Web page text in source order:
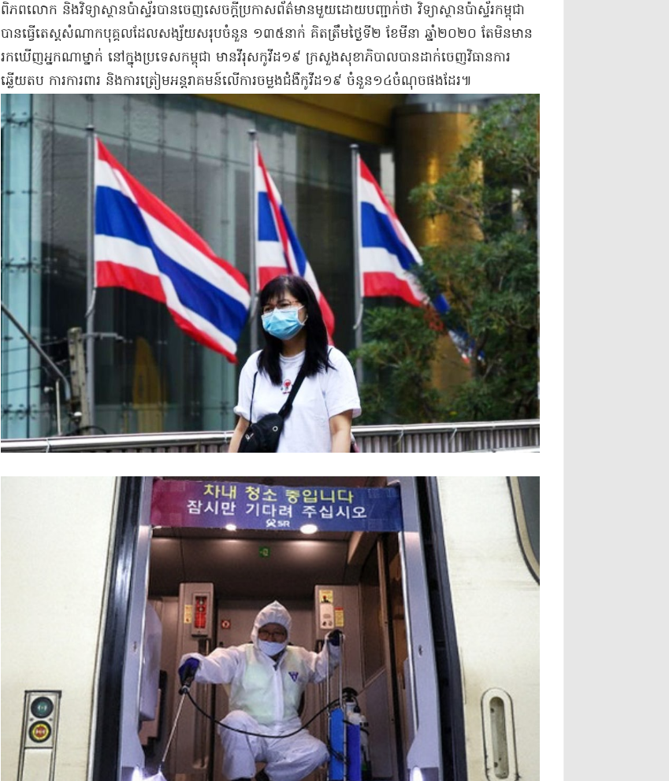
ពិភពលោក និង​វិទ្យាស្ថាន​ប៉ាស្ទ័រ​បានចេញ​សេចក្តីប្រកាស​ព័ត៌មាន​មួយ​ដោយ​បញ្ជាក់ថា វិទ្យាស្ថាន​ប៉ាស្ទ័រ​កម្ពុជា
បានធ្វើ​តេស្ត​សំណាក​បុគ្គល​ដែល​សង្ស័យ​សរុប​ចំនួន ១៣៥​នាក់ គិត​ត្រឹម​ថ្ងៃទី​២ ខែមីនា ឆ្នាំ​២០២០ តែ​មិនមាន​
រកឃើញ​អ្នកណាម្នាក់ នៅក្នុង​ប្រទេស​កម្ពុជា មាន​វីរុស​កូ​វីដ​១៩ ក្រសួងសុខាភិបាល​បានដាក់​ចេញ​វិធានការ​
ឆ្លើយតប ការការពារ និង​ការត្រៀម​អន្តរាគមន៍​លើ​ការចម្លង​ជំងឺ​កូ​វីដ​១៩ ចំនួន​១៤​ចំណុច​ផងដែរ​៕